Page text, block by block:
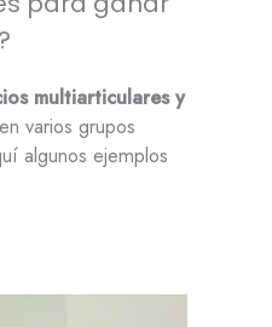
multiarticulares y
varios grupos
algunos ejemplos